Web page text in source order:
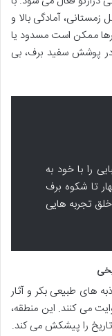
زمستانی، آمادگی بالا و
ممکن است مسدود یا
در پوشش سفید برف، بی
را با خود به
تا شکوه برف
تجربه هایی
های طبیعی بکر و آثار
می کنند. این منطقه،
را پیشکش می کند.